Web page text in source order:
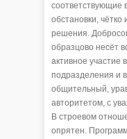
соответствующие
обстановки,
решения.
образцово несёт
активное участие
подразделения и
общительный,
авторитетом, с
В строевом
опрятен.